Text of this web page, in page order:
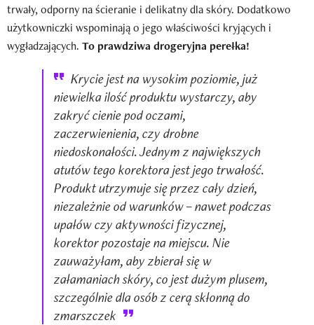
trwały, odporny na ścieranie i delikatny dla skóry. Dodatkowo
użytkowniczki wspominają o jego właściwości kryjących i
wygładzających. To prawdziwa drogeryjna perełka!
Krycie jest na wysokim poziomie, już
niewielka ilość produktu wystarczy, aby
zakryć cienie pod oczami,
zaczerwienienia, czy drobne
niedoskonałości. Jednym z największych
atutów tego korektora jest jego trwałość.
Produkt utrzymuje się przez cały dzień,
niezależnie od warunków – nawet podczas
upałów czy aktywności fizycznej,
korektor pozostaje na miejscu. Nie
zauważyłam, aby zbierał się w
załamaniach skóry, co jest dużym plusem,
szczególnie dla osób z cerą skłonną do
zmarszczek